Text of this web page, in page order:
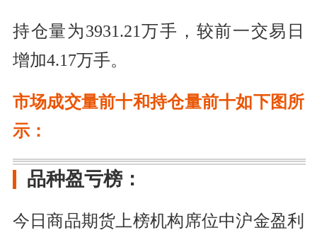
持仓量为3931.21万手，较前一交易日
增加4.17万手。
市场成交量前十和持仓量前十如下图所
示：
品种盈亏榜：
今日商品期货上榜机构席位中沪金盈利